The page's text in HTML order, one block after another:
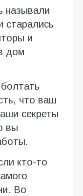
называли
и
дом
что ваш
секреты
вы
кто-то
Во